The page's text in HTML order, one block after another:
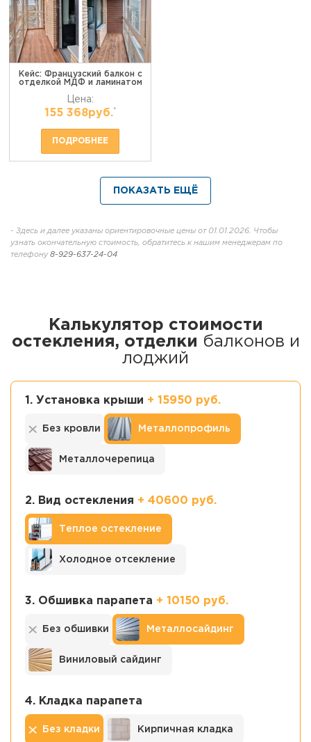
Кейс: Французский балкон с
отделкой МДФ и ламинатом
Цена:
155 368руб.*
ПОДРОБНЕЕ
ПОКАЗАТЬ ЕЩЁ
- Здесь и далее указаны ориентировочные цены от 01.01.2026. Чтобы
узнать окончательную стоимость, обратитесь к нашим менеджерам по
телефону 8-929-637-24-04
Калькулятор стоимости
остекления, отделки балконов и
лоджий
1. Установка крыши + 15950 руб.
Без кровли Металло­профиль
Металло­черепица
2. Вид остекления + 40600 руб.
Теплое остекление
Холодное отсекление
3. Обшивка парапета + 10150 руб.
Без обшивки Металло­сайдинг
Виниловый сайдинг
4. Кладка парапета
Без кладки Кирпичная кладка